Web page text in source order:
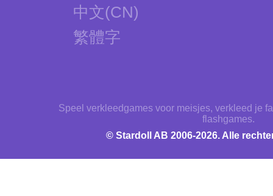
中文(CN)
繁體字
Speel verkleedgames voor meisjes, verkleed je
flashgames.
© Stardoll AB 2006-2026. Alle